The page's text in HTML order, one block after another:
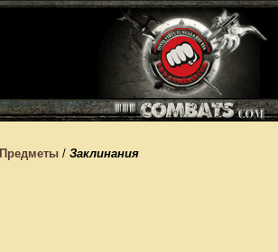
Предметы/ Заклинания